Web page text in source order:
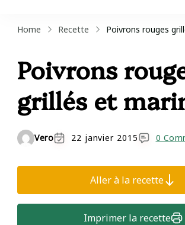
Home Recette Poivrons rouges
Poivrons
grillés et
Vero 22 janvier 2015 0
Aller à la recette
Imprimer la recette